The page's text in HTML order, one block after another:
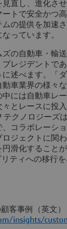
直し、進化さ
ートで安全かつ
の提供を加速
っています。
の自動車・輸
レジデントで
述べます。「
動車業界の様々
中には自動車レ
とレースに投
テクノロジーズ
コラボレーシ
ロジェクトに関
円滑化すること
ティへの移行
顧客事例（英文）
insights/